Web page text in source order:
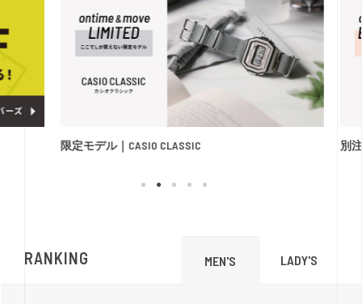
限定モデル｜CASIO CLASSIC 別
RANKING MEN'S LADY'S